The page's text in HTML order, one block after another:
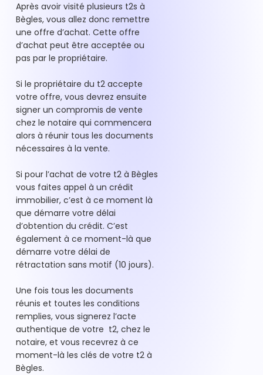
Après avoir visité plusieurs t2s à
Bègles, vous allez donc remettre
une offre d’achat. Cette offre
d’achat peut être acceptée ou
pas par le propriétaire.
Si le propriétaire du t2 accepte
votre offre, vous devrez ensuite
signer un compromis de vente
chez le notaire qui commencera
alors à réunir tous les documents
nécessaires à la vente.
Si pour l’achat de votre t2 à Bègles
vous faites appel à un crédit
immobilier, c’est à ce moment là
que démarre votre délai
d’obtention du crédit. C’est
également à ce moment-là que
démarre votre délai de
rétractation sans motif (10 jours).
Une fois tous les documents
réunis et toutes les conditions
remplies, vous signerez l’acte
authentique de votre t2, chez le
notaire, et vous recevrez à ce
moment-là les clés de votre t2 à
Bègles.